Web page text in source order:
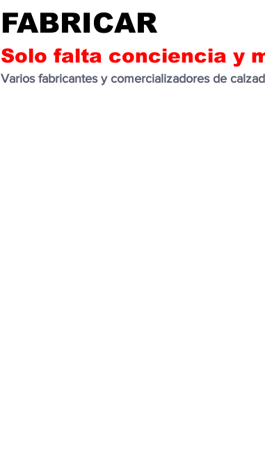
FABRICAR
Solo falta conciencia y
Varios fabricantes y comercializadores de